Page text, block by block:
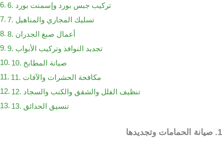
6. تركيب جبس بورد وإسمنت بورد
7. تسليك المجاري والمناهيل
8. أعمال صبغ الجدران
9. تجديد النوافذ وتركيب الأبواب
10. صيانة المطابخ
11. مكافحة الحشرات والآفات
12. تنظيف الفلل والشقق والكنب والسجاد
13. تنسيق الحدائق
1. صيانة الحمامات وتجديدها